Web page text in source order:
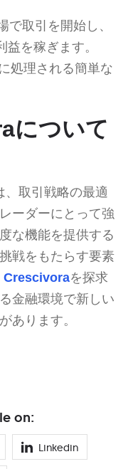
で取引を開始し、
益を稼ぎます。
処理される簡単な
について
、取引戦略の最適
ーダーにとって強
な機能を提供する
戦をもたらす要素
Crescivoraを探求
金融環境で新しい
あります。
on:
Linkedin